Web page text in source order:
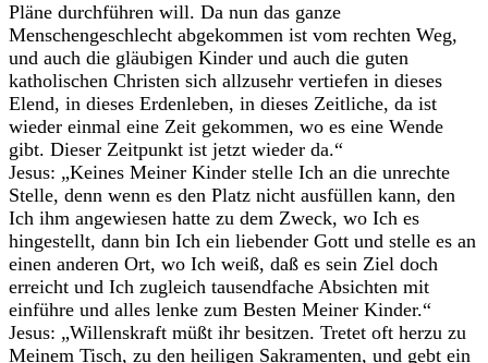
Pläne durchführen will. Da nun das ganze
Menschengeschlecht abgekommen ist vom rechten Weg,
und auch die gläubigen Kinder und auch die guten
katholischen Christen sich allzusehr vertiefen in dieses
Elend, in dieses Erdenleben, in dieses Zeitliche, da ist
wieder einmal eine Zeit gekommen, wo es eine Wende
gibt. Dieser Zeitpunkt ist jetzt wieder da.“
Jesus: „Keines Meiner Kinder stelle Ich an die unrechte
Stelle, denn wenn es den Platz nicht ausfüllen kann, den
Ich ihm angewiesen hatte zu dem Zweck, wo Ich es
hingestellt, dann bin Ich ein liebender Gott und stelle es an
einen anderen Ort, wo Ich weiß, daß es sein Ziel doch
erreicht und Ich zugleich tausendfache Absichten mit
einführe und alles lenke zum Besten Meiner Kinder.“
Jesus: „Willenskraft müßt ihr besitzen. Tretet oft herzu zu
Meinem Tisch, zu den heiligen Sakramenten, und gebt ein